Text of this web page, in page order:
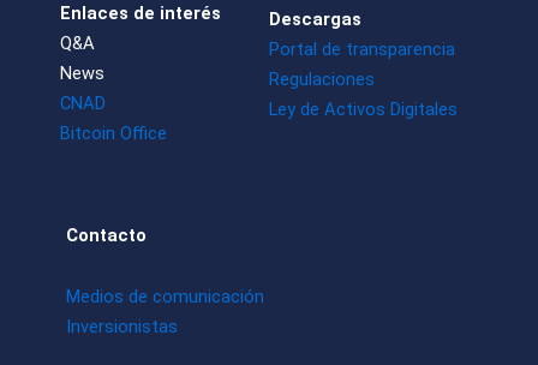
Enlaces de interés
Q&A
News
CNAD
Bitcoin Office
Descargas
Portal de transparencia
Regulaciones
Ley de Activos Digitales
Contacto
Medios de comunicación
Inversionistas